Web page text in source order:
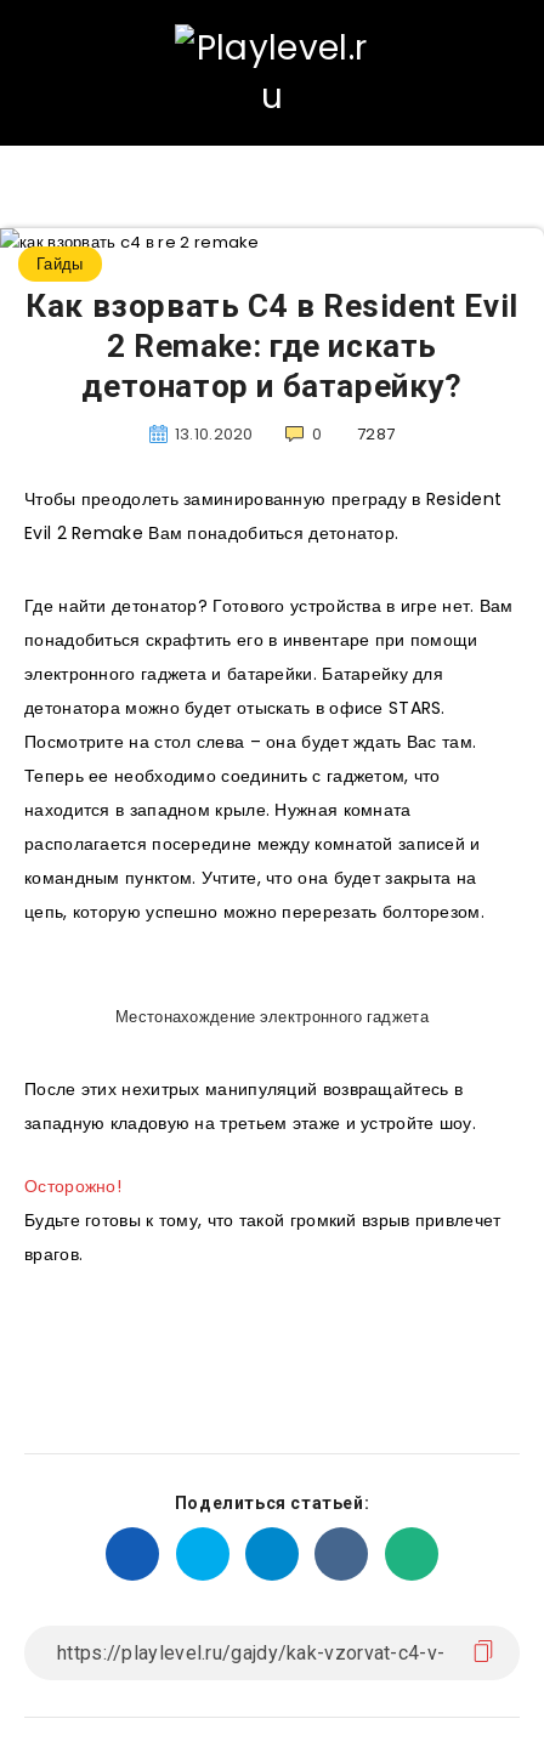
Гайды
Как взорвать C4 в Resident Evil
2 Remake: где искать
детонатор и батарейку?
13.10.2020 0 7287
Чтобы преодолеть заминированную преграду в Resident
Evil 2 Remake Вам понадобиться детонатор.
Где найти детонатор? Готового устройства в игре нет. Вам
понадобиться скрафтить его в инвентаре при помощи
электронного гаджета и батарейки. Батарейку для
детонатора можно будет отыскать в офисе STARS.
Посмотрите на стол слева – она будет ждать Вас там.
Теперь ее необходимо соединить с гаджетом, что
находится в западном крыле. Нужная комната
располагается посередине между комнатой записей и
командным пунктом. Учтите, что она будет закрыта на
цепь, которую успешно можно перерезать болторезом.
Местонахождение электронного гаджета
После этих нехитрых манипуляций возвращайтесь в
западную кладовую на третьем этаже и устройте шоу.
Осторожно!
Будьте готовы к тому, что такой громкий взрыв привлечет
врагов.
Поделиться статьей: